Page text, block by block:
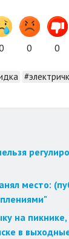
0 0
место:
на
в